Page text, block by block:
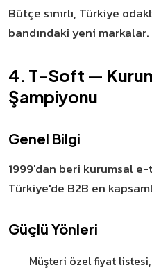
Bütçe sınırlı, Türkiye
bandındaki yeni markalar.
4. T-Soft —
Şampiyonu
Genel Bilgi
1999'dan beri kurumsal
Türkiye'de B2B en
Güçlü Yönleri
Müşteri özel fiyat